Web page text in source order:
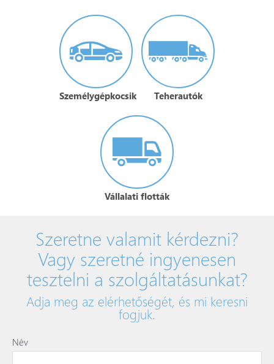
Személygépkocsik Teherautók
Vállalati flották
Szeretne valamit kérdezni?
Vagy szeretné ingyenesen
tesztelni a szolgáltatásunkat?
Adja meg az elérhetőségét, és mi keresni
fogjuk.
Név